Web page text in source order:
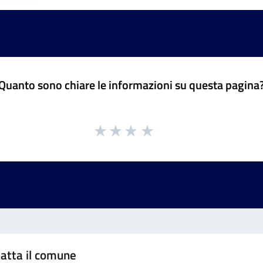
sono chiare le informazioni su questa
il comune